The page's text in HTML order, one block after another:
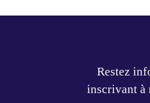
Restez
inscrivant à